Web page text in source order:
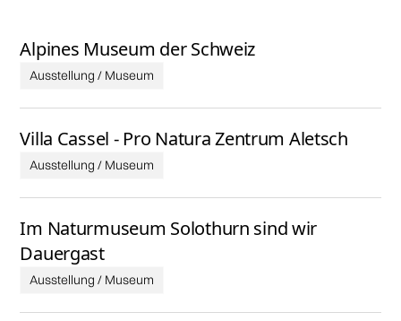
Alpines Museum der Schweiz
Ausstellung / Museum
Villa Cassel - Pro Natura Zentrum Aletsch
Ausstellung / Museum
Im Naturmuseum Solothurn sind wir
Dauergast
Ausstellung / Museum